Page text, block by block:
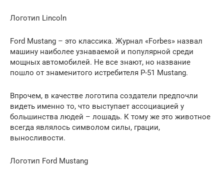
Логотип Lincoln
Ford Mustang – это классика. Журнал «Forbes» назвал
машину наиболее узнаваемой и популярной среди
мощных автомобилей. Не все знают, но название
пошло от знаменитого истребителя P-51 Mustang.
Впрочем, в качестве логотипа создатели предпочли
видеть именно то, что выступает ассоциацией у
большинства людей – лошадь. К тому же это животное
всегда являлось символом силы, грации,
выносливости.
Логотип Ford Mustang